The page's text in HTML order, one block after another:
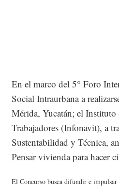
En el marco del 5° Foro
Social Intraurbana a
Mérida, Yucatán; el
Trabajadores (Infonavit), a
Sustentabilidad y Técnica,
Pensar vivienda para hacer
El Concurso busca difundir e